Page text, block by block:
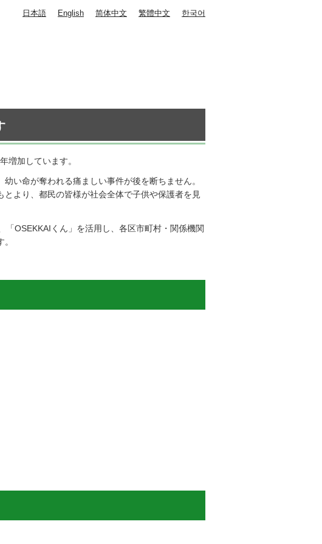
日本語 English 简体中文 繁體中文 한국어
増加しています。
い命が奪われる痛ましい事件が後を断ちません。
より、都民の皆様が社会全体で子供や保護者を見
OSEKKAIくん」を活用し、各区市町村・関係機関